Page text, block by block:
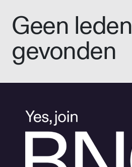
Geen leden
gevonden